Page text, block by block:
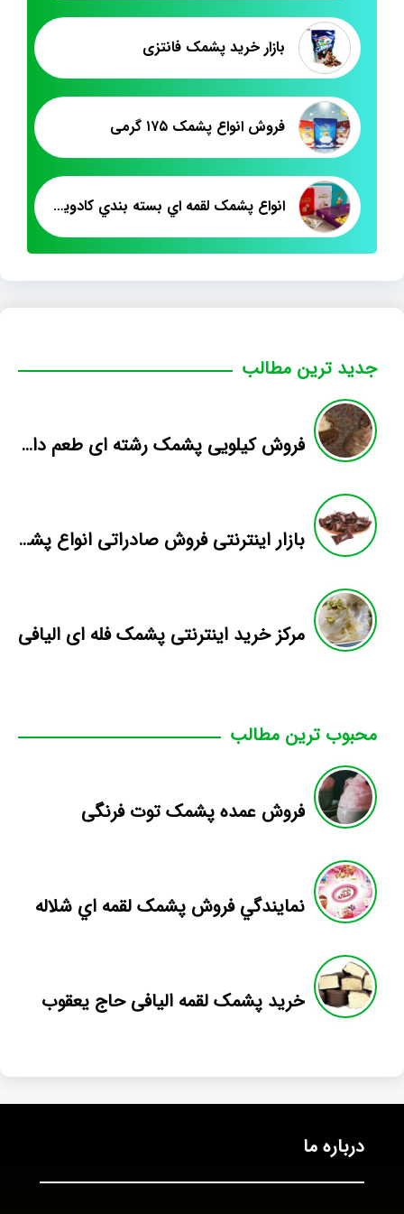
بازار خرید پشمک فانتزی
فروش انواع پشمک ۱۷۵ گرمی
انواع پشمک لقمه اي بسته بندي کادويي
جدید ترین مطالب
فروش کیلویی پشمک رشته ای طعم دار میوه
بازار اینترنتی فروش صادراتی انواع پشمک الیافی/شکلاتی
مرکز خرید اینترنتی پشمک فله ای الیافی
محبوب ترین مطالب
فروش عمده پشمک توت فرنگی
نمايندگي فروش پشمک لقمه اي شلاله
خرید پشمک لقمه الیافی حاج یعقوب
درباره ما